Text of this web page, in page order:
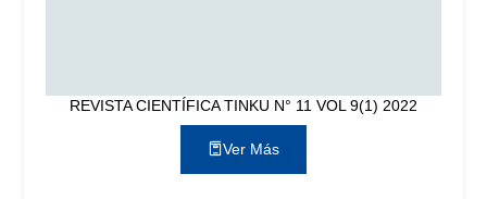
REVISTA CIENTÍFICA TINKU N° 11 VOL 9(1) 2022
Ver Más